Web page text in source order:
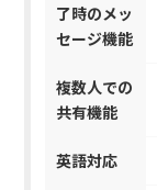
了時のメッ
セージ機能
複数人での
共有機能
英語対応